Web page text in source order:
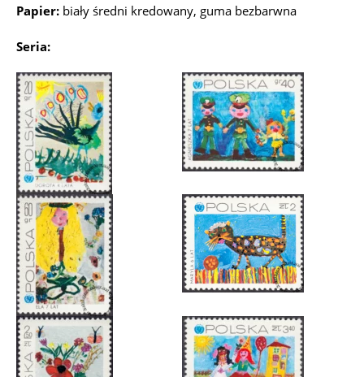
Papier: biały średni kredowany, guma bezbarwna
Seria: